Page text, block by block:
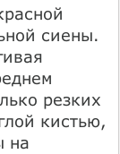
сиены.
резких
кистью,
на